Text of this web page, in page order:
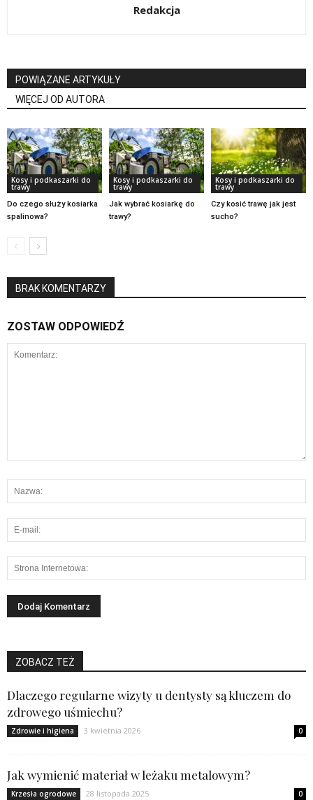
Redakcja
POWIĄZANE ARTYKUŁY
WIĘCEJ OD AUTORA
Kosy i podkaszarki do
trawy
Do czego służy kosiarka
spalinowa?
Kosy i podkaszarki do
trawy
Jak wybrać kosiarkę do
trawy?
Kosy i podkaszarki do
trawy
Czy kosić trawę jak jest
sucho?
BRAK KOMENTARZY
ZOSTAW ODPOWIEDŹ
ZOBACZ TEŻ
Dlaczego regularne wizyty u dentysty są kluczem do
zdrowego uśmiechu?
Zdrowie i higiena 3 kwietnia 2026 0
Jak wymienić materiał w leżaku metalowym?
Krzesła ogrodowe 28 listopada 2025 0